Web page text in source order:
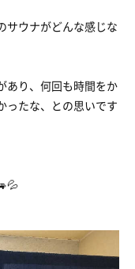
サウナがどんな感じな
あり、何回も時間をか
ったな、との思いです